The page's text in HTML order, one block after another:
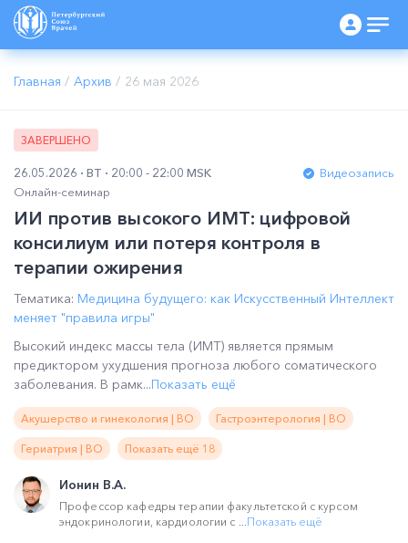
Главная / Архив / 26 мая 2026
ЗАВЕРШЕНО
26.05.2026 ВТ 20:00 - 22:00 MSK
Видеозапись
Онлайн-семинар
ИИ против высокого ИМТ: цифровой
консилиум или потеря контроля в
терапии ожирения
Тематика: Медицина будущего: как Искусственный Интеллект
меняет "правила игры"
Высокий индекс массы тела (ИМТ) является прямым
предиктором ухудшения прогноза любого соматического
заболевания. В рамк...Показать ещё
Акушерство и гинекология | ВО Гастроэнтерология | ВО
Гериатрия | ВО Показать ещё 18
Ионин В.А.
Профессор кафедры терапии факультетской с курсом
эндокринологии, кардиологии с ...Показать ещё